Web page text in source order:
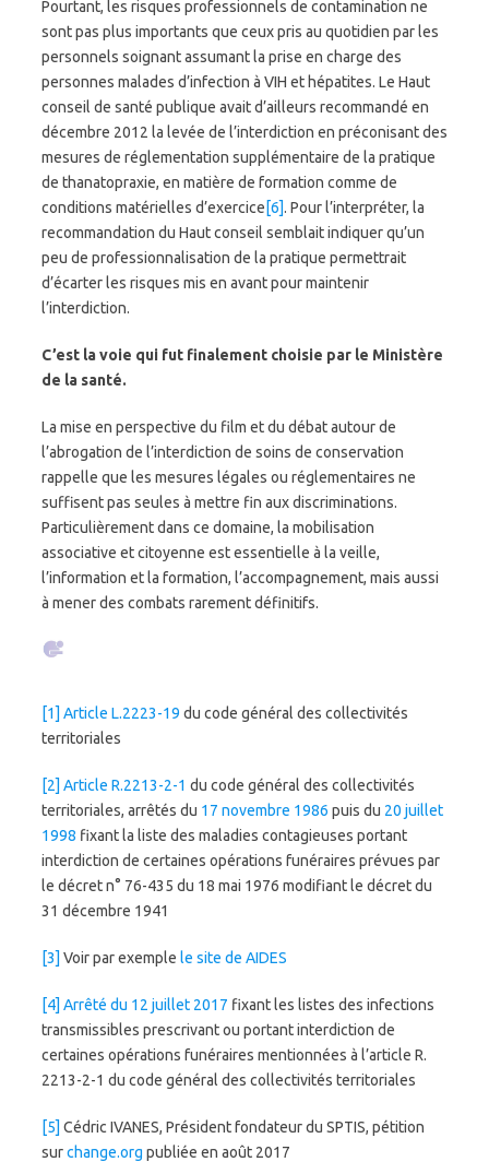
Pourtant, les risques professionnels de contamination ne
sont pas plus importants que ceux pris au quotidien par les
personnels soignant assumant la prise en charge des
personnes malades d’infection à VIH et hépatites. Le Haut
conseil de santé publique avait d’ailleurs recommandé en
décembre 2012 la levée de l’interdiction en préconisant des
mesures de réglementation supplémentaire de la pratique
de thanatopraxie, en matière de formation comme de
conditions matérielles d’exercice [6]. Pour l’interpréter, la
recommandation du Haut conseil semblait indiquer qu’un
peu de professionnalisation de la pratique permettrait
d’écarter les risques mis en avant pour maintenir
l’interdiction.
C’est la voie qui fut finalement choisie par le Ministère
de la santé.
La mise en perspective du film et du débat autour de
l’abrogation de l’interdiction de soins de conservation
rappelle que les mesures légales ou réglementaires ne
suffisent pas seules à mettre fin aux discriminations.
Particulièrement dans ce domaine, la mobilisation
associative et citoyenne est essentielle à la veille,
l’information et la formation, l’accompagnement, mais aussi
à mener des combats rarement définitifs.
[1] Article L.2223-19 du code général des collectivités
territoriales
[2] Article R.2213-2-1 du code général des collectivités
territoriales, arrêtés du 17 novembre 1986 puis du 20 juillet
1998 fixant la liste des maladies contagieuses portant
interdiction de certaines opérations funéraires prévues par
le décret n° 76-435 du 18 mai 1976 modifiant le décret du
31 décembre 1941
[3] Voir par exemple le site de AIDES
[4] Arrêté du 12 juillet 2017 fixant les listes des infections
transmissibles prescrivant ou portant interdiction de
certaines opérations funéraires mentionnées à l’article R.
2213-2-1 du code général des collectivités territoriales
[5] Cédric IVANES, Président fondateur du SPTIS, pétition
surchange.org publiée en août 2017